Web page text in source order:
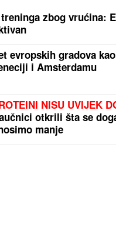
zbog vrućina:
evropskih gradova
i Amsterdamu
NISU UVIJEK
otkrili šta se
manje